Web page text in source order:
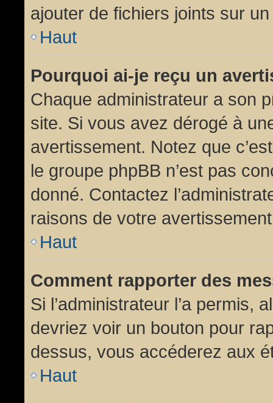
ajouter de fichiers joints sur
Haut
Pourquoi ai-je reçu un
Chaque administrateur a son
site. Si vous avez dérogé à
avertissement. Notez que
le groupe phpBB n’est pas
donné. Contactez
raisons de votre
Haut
Comment rapporter des
Si l’administrateur l’a permis,
devriez voir un bouton pour
dessus, vous accéderez aux
Haut